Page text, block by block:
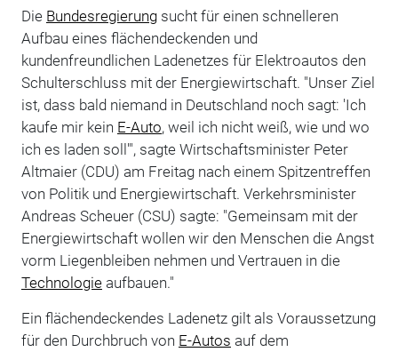
Die Bundesregierungsucht für einen schnelleren
Aufbau eines flächendeckenden und
kundenfreundlichen Ladenetzes für Elektroautos den
Schulterschluss mit der Energiewirtschaft. "Unser Ziel
ist, dass bald niemand in Deutschland noch sagt: 'Ich
kaufe mir kein E-Auto, weil ich nicht weiß, wie und wo
ich es laden soll'", sagte Wirtschaftsminister Peter
Altmaier (CDU) am Freitag nach einem Spitzentreffen
von Politik und Energiewirtschaft. Verkehrsminister
Andreas Scheuer (CSU) sagte: "Gemeinsam mit der
Energiewirtschaft wollen wir den Menschen die Angst
vorm Liegenbleiben nehmen und Vertrauen in die
Technologieaufbauen."
Ein flächendeckendes Ladenetz gilt als Voraussetzung
für den Durchbruch von E-Autos auf dem